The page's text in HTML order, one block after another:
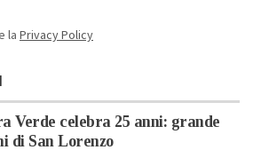
laPrivacy Policy
Verde celebra 25 anni: grande
di San Lorenzo